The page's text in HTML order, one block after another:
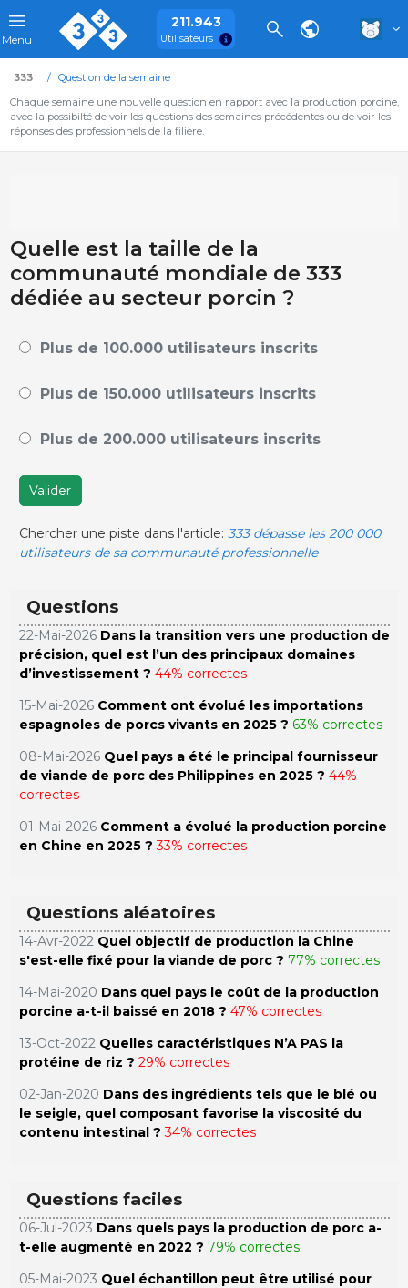
Menu
211.943
Utilisateurs
333
Question de la semaine
Chaque semaine une nouvelle question en rapport avec la production porcine,
avec la possibilté de voir les questions des semaines précédentes ou de voir les
réponses des professionnels de la filière.
Quelle est la taille de la
communauté mondiale de 333
dédiée au secteur porcin ?
Plus de 100.000 utilisateurs inscrits
Plus de 150.000 utilisateurs inscrits
Plus de 200.000 utilisateurs inscrits
Valider
Chercher une piste dans l'article: 333 dépasse les 200 000
utilisateurs de sa communauté professionnelle
Questions
22-Mai-2026 Dans la transition vers une production de
précision, quel est l’un des principaux domaines
d’investissement ? 44% correctes
15-Mai-2026 Comment ont évolué les importations
espagnoles de porcs vivants en 2025 ? 63% correctes
08-Mai-2026 Quel pays a été le principal fournisseur
de viande de porc des Philippines en 2025 ? 44%
correctes
01-Mai-2026 Comment a évolué la production porcine
en Chine en 2025 ? 33% correctes
Questions aléatoires
14-Avr-2022 Quel objectif de production la Chine
s'est-elle fixé pour la viande de porc ? 77% correctes
14-Mai-2020 Dans quel pays le coût de la production
porcine a-t-il baissé en 2018 ? 47% correctes
13-Oct-2022 Quelles caractéristiques N’A PAS la
protéine de riz ? 29% correctes
02-Jan-2020 Dans des ingrédients tels que le blé ou
le seigle, quel composant favorise la viscosité du
contenu intestinal ? 34% correctes
Questions faciles
06-Jul-2023 Dans quels pays la production de porc a-
t-elle augmenté en 2022 ? 79% correctes
05-Mai-2023 Quel échantillon peut être utilisé pour